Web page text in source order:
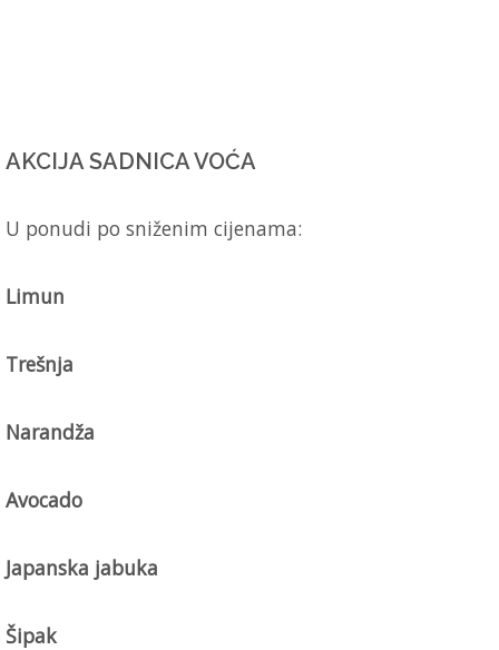
AKCIJA SADNICA VOĆA
U ponudi po sniženim cijenama:
Limun
Trešnja
Narandža
Avocado
Japanska jabuka
Šipak